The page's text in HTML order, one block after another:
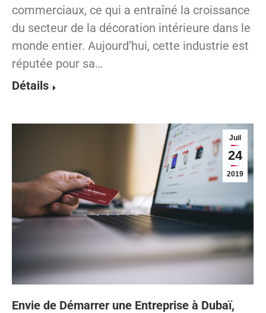
commerciaux, ce qui a entraîné la croissance
du secteur de la décoration intérieure dans le
monde entier. Aujourd’hui, cette industrie est
réputée pour sa…
Détails
Juil
24
2019
Envie de Démarrer une Entreprise à Dubaï,